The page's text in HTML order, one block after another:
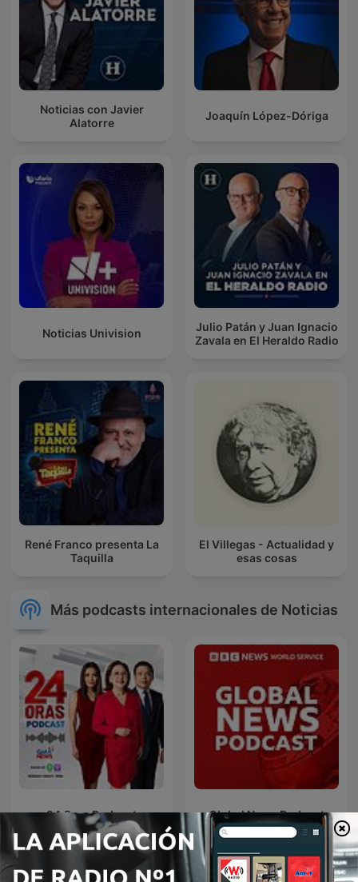
Noticias con Javier
Alatorre
Joaquín López-Dóriga
Noticias Univision
Julio Patán y Juan Ignacio
Zavala en El Heraldo Radio
René Franco presenta La
Taquilla
El Villegas - Actualidad y
esas cosas
Más podcasts internacionales de Noticias
24 Oras Podcast Global News Podcast